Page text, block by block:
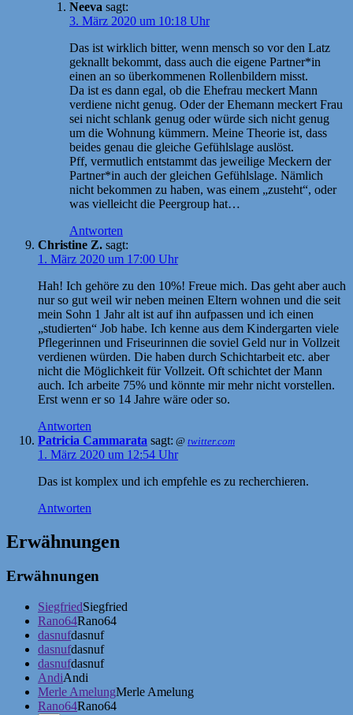
Neeva sagt:
3. März 2020 um 10:18 Uhr
Das ist wirklich bitter, wenn mensch so vor den Latz
geknallt bekommt, dass auch die eigene Partner*in
einen an so überkommenen Rollenbildern misst.
Da ist es dann egal, ob die Ehefrau meckert Mann
verdiene nicht genug. Oder der Ehemann meckert Frau
sei nicht schlank genug oder würde sich nicht genug
um die Wohnung kümmern. Meine Theorie ist, dass
beides genau die gleiche Gefühlslage auslöst.
Pff, vermutlich entstammt das jeweilige Meckern der
Partner*in auch der gleichen Gefühlslage. Nämlich
nicht bekommen zu haben, was einem „zusteht“, oder
was vielleicht die Peergroup hat…
Antworten
Christine Z. sagt:
1. März 2020 um 17:00 Uhr
Hah! Ich gehöre zu den 10%! Freue mich. Das geht aber auch
nur so gut weil wir neben meinen Eltern wohnen und die seit
mein Sohn 1 Jahr alt ist auf ihn aufpassen und ich einen
„studierten“ Job habe. Ich kenne aus dem Kindergarten viele
Pflegerinnen und Friseurinnen die soviel Geld nur in Vollzeit
verdienen würden. Die haben durch Schichtarbeit etc. aber
nicht die Möglichkeit für Vollzeit. Oft schichtet der Mann
auch. Ich arbeite 75% und könnte mir mehr nicht vorstellen.
Erst wenn er so 14 Jahre wäre oder so.
Antworten
Patricia Cammarata sagt: @ twitter.com
1. März 2020 um 12:54 Uhr
Das ist komplex und ich empfehle es zu recherchieren.
Antworten
Erwähnungen
Erwähnungen
SiegfriedSiegfried
Rano64Rano64
dasnufdasnuf
dasnufdasnuf
dasnufdasnuf
AndiAndi
Merle AmelungMerle Amelung
Rano64Rano64